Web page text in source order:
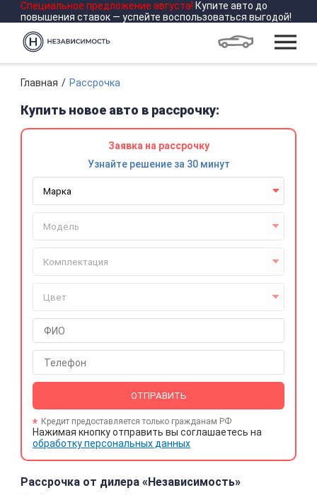
Специальное предложение августа! Купите авто до
повышения ставок — успейте воспользоваться выгодой!
Главная Рассрочка
Купить новое авто в рассрочку:
Заявка на рассрочку
Узнайте решение за 30 минут
ОТПРАВИТЬ
Кредит предоставляется только гражданам РФ
Нажимая кнопку отправить вы соглашаетесь на
обработку персональных данных
Рассрочка от дилера «Независимость»